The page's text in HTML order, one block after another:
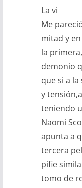
La vi
Me
mitad y
la
demonio
que si a
y
teniendo
Naomi
apunta a
tercera
pifie
tomo de